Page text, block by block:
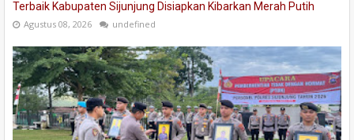
Terbaik Kabupaten Sijunjung Disiapkan Kibarkan Merah Putih
Agustus 08, 2026 undefined